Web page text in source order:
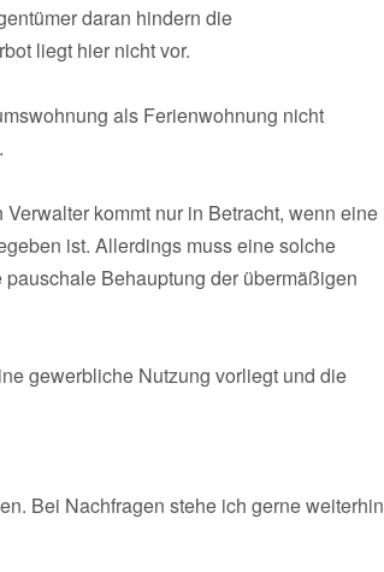
daran hindern die
liegt hier nicht vor.
als Ferienwohnung nicht
kommt nur in Betracht, wenn eine
ist. Allerdings muss eine solche
Behauptung der übermäßigen
gewerbliche Nutzung vorliegt und die
Bei Nachfragen stehe ich gerne weiterhin